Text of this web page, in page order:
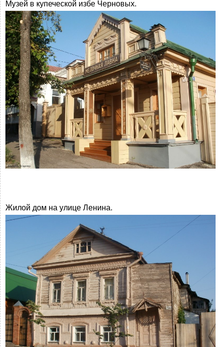
Музей в купеческой избе Черновых.
Жилой дом на улице Ленина.